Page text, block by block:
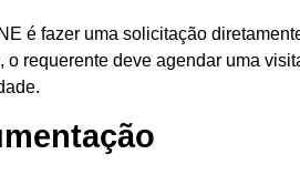
é fazer uma solicitação
requerente deve agendar uma